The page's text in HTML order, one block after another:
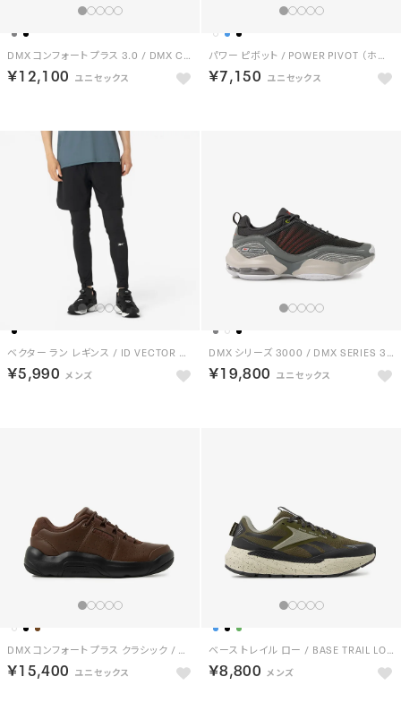
DMX コンフォート プラス 3.0 / DMX COMFORT + 3.0 （ブラック）
￥12,100
パワー ピボット / POWER PIVOT （ホワイト）
￥7,150
ベクター ラン レギンス / ID VECTOR RUN LEGGINGS （ブラック）
￥5,990
DMX シリーズ 3000 / DMX SERIES 3000 （ブラック/レッド）
￥19,800
DMX コンフォート プラス クラシック / DMX COMFORT + CLASSIC （ブラウン）
￥15,400
ベース トレイル ロー / BASE TRAIL LOW （オリーブ）
￥8,800